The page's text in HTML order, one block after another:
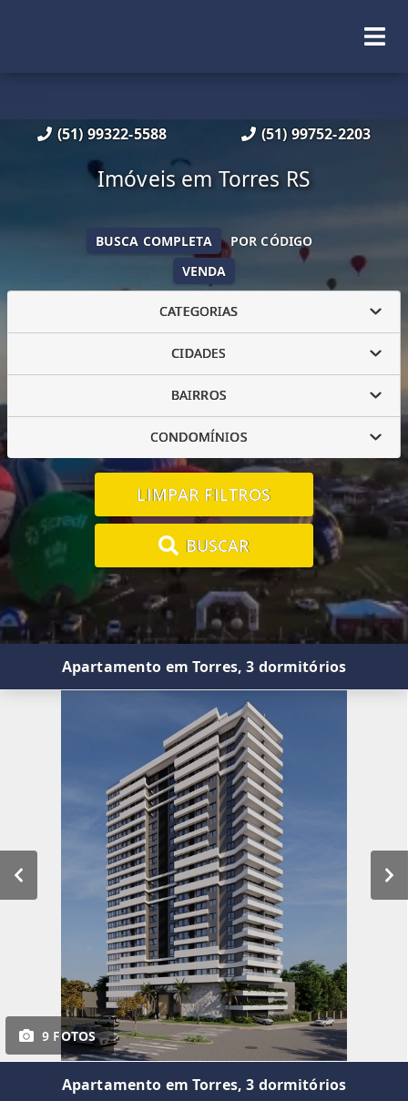
(51) 99322-5588 (51) 99752-2203
Imóveis em Torres RS
VENDA
BUSCA COMPLETA POR CÓDIGO
CATEGORIAS
CIDADES
BAIRROS
CONDOMÍNIOS
LIMPAR FILTROS
BUSCAR
Apartamento em Torres, 3 dormitórios
9 FOTOS
Apartamento em Torres, 3 dormitórios